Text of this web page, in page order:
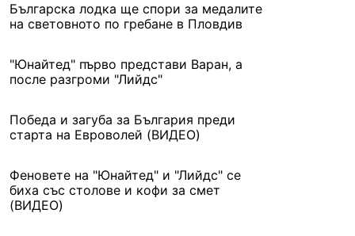
Българска лодка ще спори за медалите
на световното по гребане в Пловдив
"Юнайтед" първо представи Варан, а
после разгроми "Лийдс"
Победа и загуба за България преди
старта на Евроволей (ВИДЕО)
Феновете на "Юнайтед" и "Лийдс" се
биха със столове и кофи за смет
(ВИДЕО)